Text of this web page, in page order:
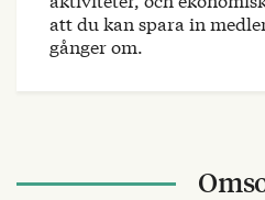
att du kan spara in
gånger om.